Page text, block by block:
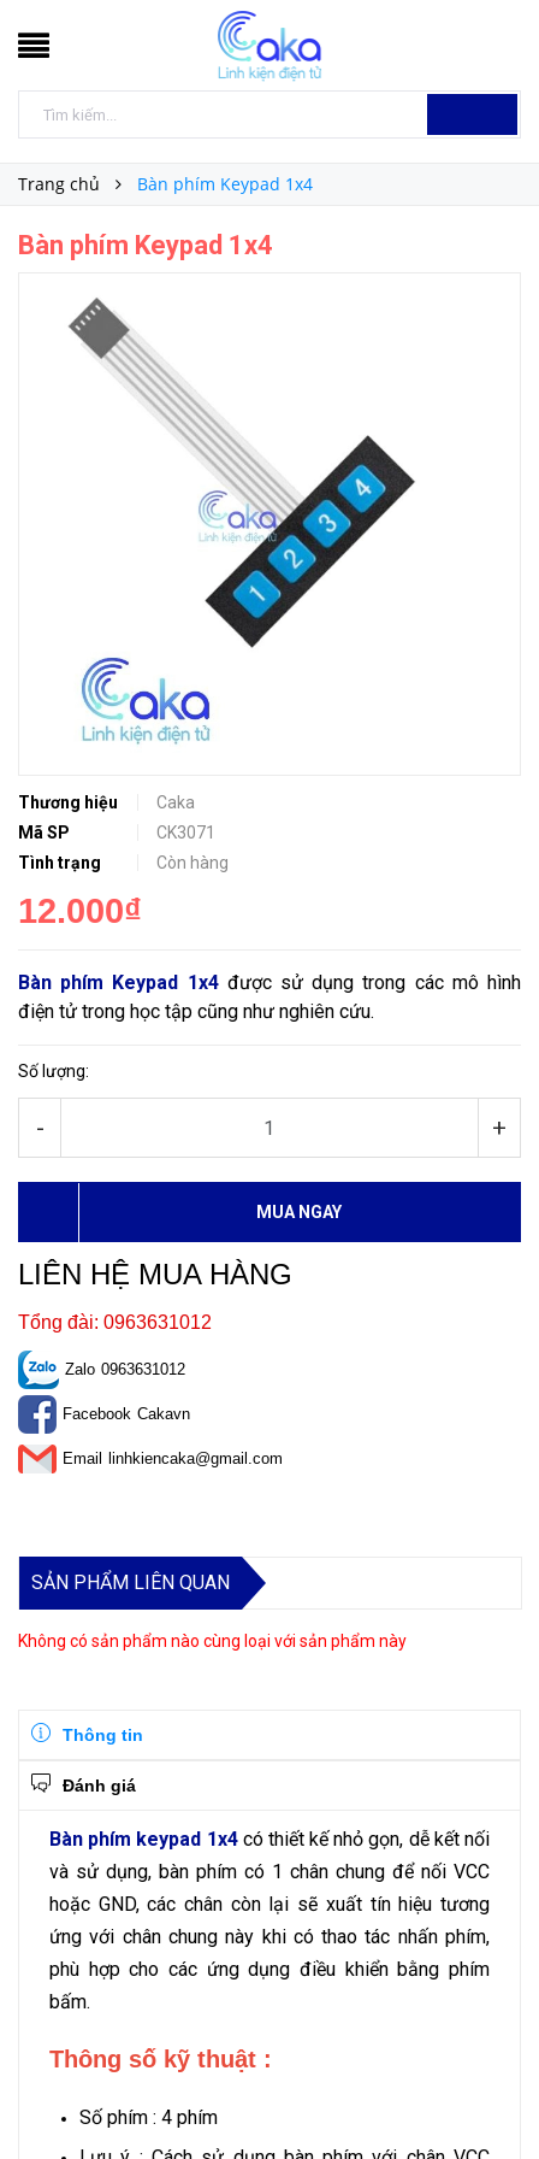
Trang chủ Bàn phím Keypad 1x4
Bàn phím Keypad 1x4
Thương hiệu
Caka
Mã SP
CK3071
Tình trạng
Còn hàng
12.000₫
Bàn phím Keypad 1x4được sử dụng trong các mô hình
điện tử trong học tập cũng như nghiên cứu.
Số lượng:
- +
MUA NGAY
LIÊN HỆ MUA HÀNG
Tổng đài: 0963631012
Zalo 0963631012
Facebook Cakavn
Email linhkiencaka@gmail.com
SẢN PHẨM LIÊN QUAN
Không có sản phẩm nào cùng loại với sản phẩm này
Thông tin
Đánh giá
Bàn phím keypad 1x4có thiết kế nhỏ gọn, dễ kết nối
và sử dụng, bàn phím có 1 chân chung để nối VCC
hoặc GND, các chân còn lại sẽ xuất tín hiệu tương
ứng với chân chung này khi có thao tác nhấn phím,
phù hợp cho các ứng dụng điều khiển bằng phím
bấm.
Thông số kỹ thuật :
Số phím : 4 phím